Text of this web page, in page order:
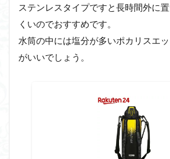
ステンレスタイプですと長時間外に
くいのでおすすめです。
水筒の中には塩分が多いポカリスエ
がいいでしょう。